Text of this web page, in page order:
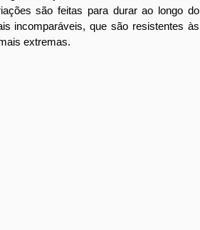
são feitas para durar ao longo do
incomparáveis, que são resistentes às
extremas.